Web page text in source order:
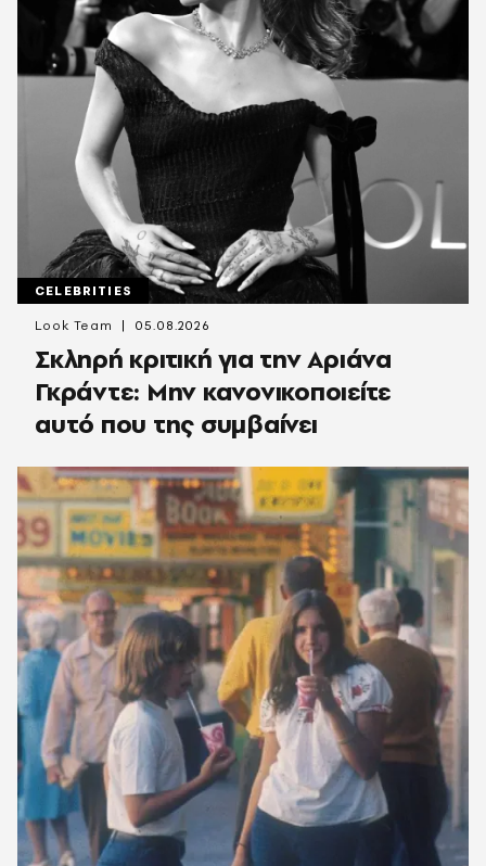
CELEBRITIES
Σκληρή κριτική για την Αριάνα
Γκράντε: Μην κανονικοποιείτε
αυτό που της συμβαίνει
Look Team 05.08.2026